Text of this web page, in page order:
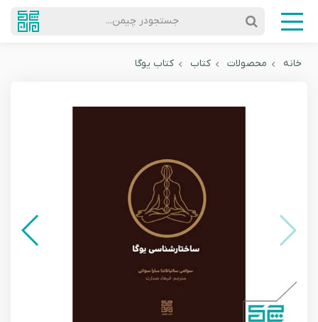
جستجودر چیمن...
خانه محصولات کتاب کتاب یوگا